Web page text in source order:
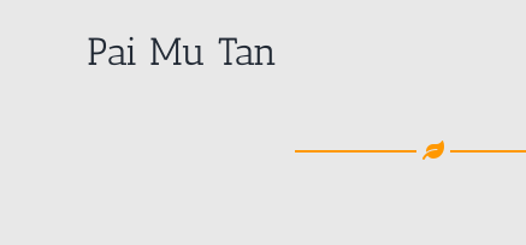
Pai Mu Tan